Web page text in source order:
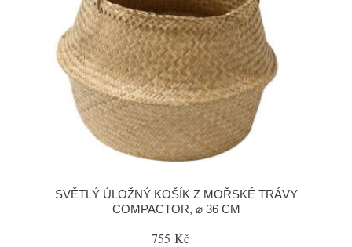
SVĚTLÝ ÚLOŽNÝ KOŠÍK Z MOŘSKÉ TRÁVY
COMPACTOR, ⌀ 36 CM
755 Kč